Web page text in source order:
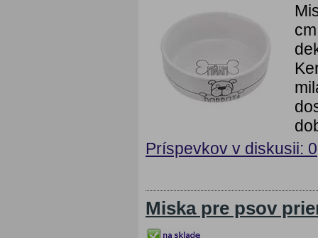
Príspevkov v diskusii: 0
Miska pre psov